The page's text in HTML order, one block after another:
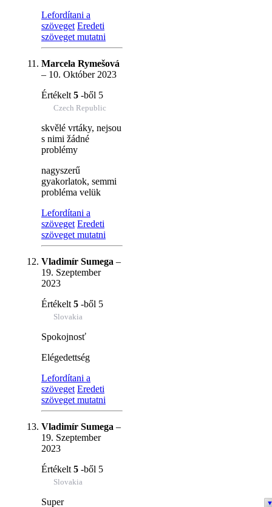
Lefordítani a
szöveget Eredeti
szöveget mutatni
Marcela Rymešová
– 10. Október 2023
Értékelt 5 -ből 5
Czech Republic
skvělé vrtáky, nejsou
s nimi žádné
problémy
nagyszerű
gyakorlatok, semmi
probléma velük
Lefordítani a
szöveget Eredeti
szöveget mutatni
Vladimír Sumega –
19. Szeptember
2023
Értékelt 5 -ből 5
Slovakia
Spokojnosť
Elégedettség
Lefordítani a
szöveget Eredeti
szöveget mutatni
Vladimír Sumega –
19. Szeptember
2023
Értékelt 5 -ből 5
Slovakia
Super